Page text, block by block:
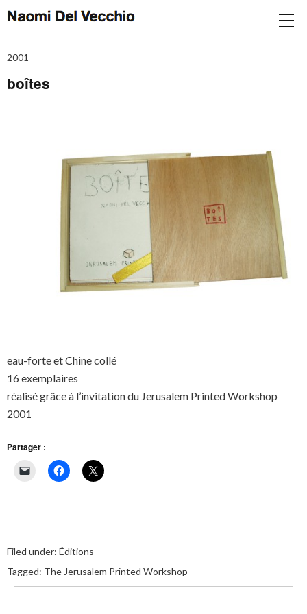
2001
boîtes
eau-forte et Chine collé
16 exemplaires
réalisé grâce à l’invitation du Jerusalem Printed Workshop
2001
Partager :
Filed under: Éditions
Tagged: The Jerusalem Printed Workshop